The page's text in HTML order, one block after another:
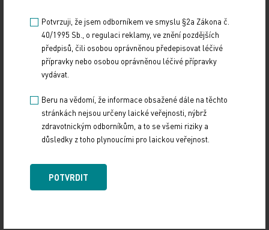
Doporučené
19. světový kongres Controversies in Neurology
(CONy)
19. světový kongres Controversies in Neurology (CONy)
se bude konat v termínu 20.–22. března 2025 v Praze.
17. 12. 2024
Potvrzuji, že jsem odborníkem ve smyslu §2a Zákona č.
40/1995 Sb., o regulaci reklamy, ve znění pozdějších
předpisů, čili osobou oprávněnou předepisovat léčivé
přípravky nebo osobou oprávněnou léčivé přípravky
vydávat.
Beru na vědomí, že informace obsažené dále na těchto
stránkách nejsou určeny laické veřejnosti, nýbrž
zdravotnickým odborníkům, a to se všemi riziky a
důsledky z toho plynoucími pro laickou veřejnost.
POTVRDIT